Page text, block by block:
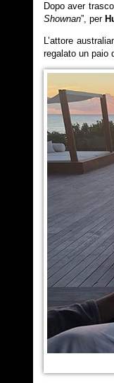
Dopo aver
Shownan”, per
L’attore
regalato un paio